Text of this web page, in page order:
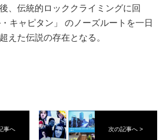
、伝統的ロッククライミングに回
キャピタン」 のノーズルートを一日
えた伝説の存在となる。
事へ 次の記事へ >